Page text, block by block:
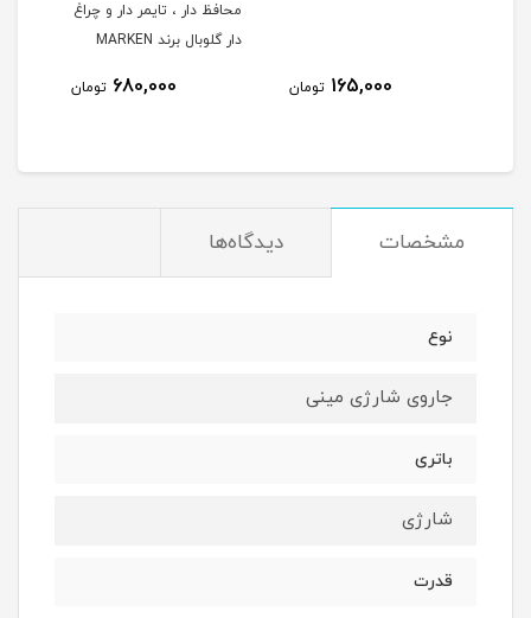
165,000 تومان
محافظ دار ، تایمر دار و چراغ
دار گلوبال برند MARKEN
680,000 تومان
مشخصات دیدگاه‌ها
نوع
جاروی شارژی مینی
باتری
شارژی
قدرت